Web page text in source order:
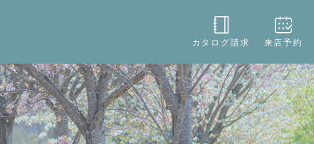
カタログ請求 来店予約
お問い合わせ